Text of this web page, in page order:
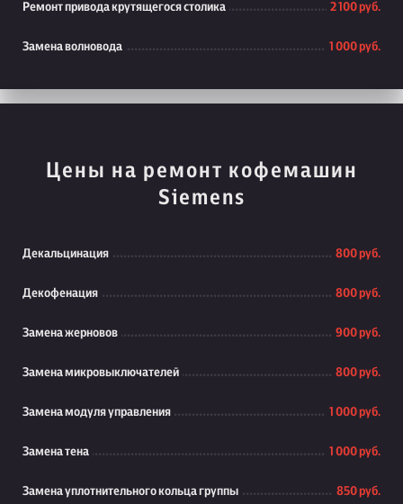
Ремонт привода крутящегося столика 2 100 руб.
Замена волновода 1 000 руб.
Цены на ремонт кофемашин
Siemens
Декальцинация 800 руб.
Декофенация 800 руб.
Замена жерновов 900 руб.
Замена микровыключателей 800 руб.
Замена модуля управления 1 000 руб.
Замена тена 1 000 руб.
Замена уплотнительного кольца группы 850 руб.